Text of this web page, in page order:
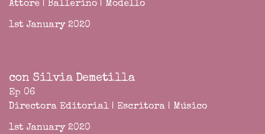
Attore | Ballerino | Modello
1st January 2020
con Silvia Demetilla
Ep 06
Directora Editorial | Escritora | Músico
1st January 2020